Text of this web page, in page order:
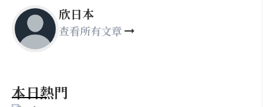
欣日本
查看所有文章
本日熱門